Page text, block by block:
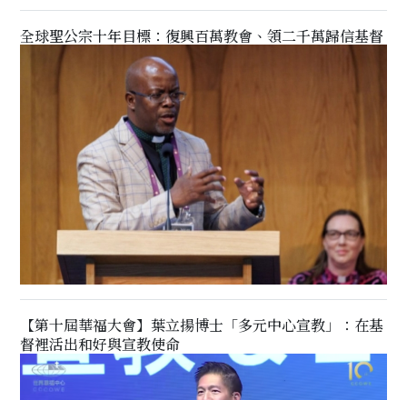
全球聖公宗十年目標：復興百萬教會、領二千萬歸信基督
【第十屆華福大會】葉立揚博士「多元中心宣教」：在基
督裡活出和好與宣教使命